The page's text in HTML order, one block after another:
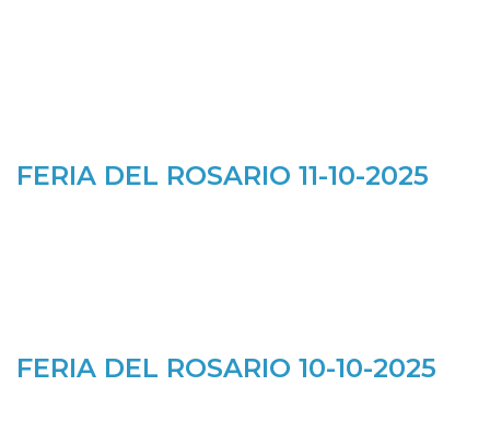
FERIA DEL ROSARIO 11-10-2025
FERIA DEL ROSARIO 10-10-2025